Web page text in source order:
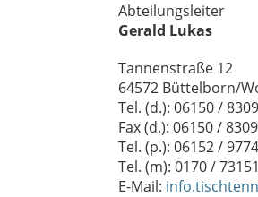
Abteilungsleiter
Gerald Lukas
Tannenstraße 12
64572 Büttelborn/
Tel. (d.): 06150 /
Fax (d.): 06150 /
Tel. (p.): 06152 /
Tel. (m): 0170 /
E-Mail: